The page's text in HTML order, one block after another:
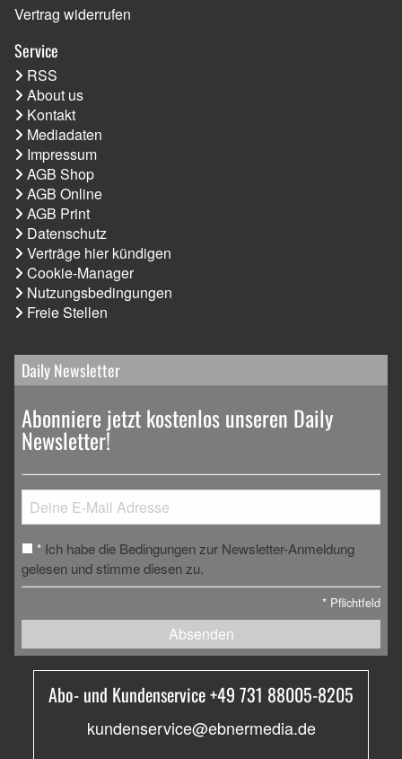
Vertrag widerrufen
Service
RSS
About us
Kontakt
Mediadaten
Impressum
AGB Shop
AGB Online
AGB Print
Datenschutz
Verträge hier kündigen
Cookie-Manager
Nutzungsbedingungen
Freie Stellen
Daily Newsletter
Abonniere jetzt kostenlos unseren Daily
Newsletter!
* Ich habe die Bedingungen zur Newsletter-Anmeldung
gelesen und stimme diesen zu.
* Pflichtfeld
Absenden
Abo- und Kundenservice +49 731 88005-8205
kundenservice@ebnermedia.de